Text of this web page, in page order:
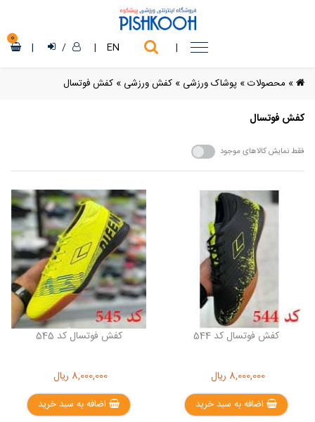
|
EN
|
/
|
0
» محصولات» پوشاک ورزشی » کفش ورزشی » کفش فوتسال
کفش فوتسال
فقط نمایش کالاهای موجود
کفش فوتسال کد 544
8,000,000 ریال
اضافه به سبد خرید
کفش فوتسال کد 545
8,000,000 ریال
اضافه به سبد خرید